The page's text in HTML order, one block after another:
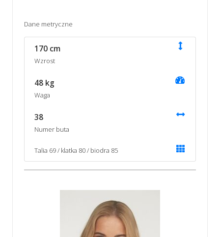
Dane metryczne
170 cm
Wzrost
48 kg
Waga
38
Numer buta
Talia 69 / klatka 80 / biodra 85